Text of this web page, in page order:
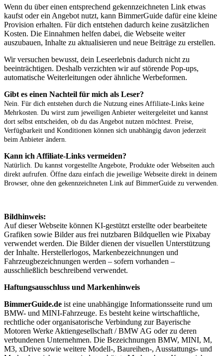
Wenn du über einen entsprechend gekennzeichneten Link etwas
kaufst oder ein Angebot nutzt, kann BimmerGuide dafür eine kleine
Provision erhalten. Für dich entstehen dadurch keine zusätzlichen
Kosten. Die Einnahmen helfen dabei, die Webseite weiter
auszubauen, Inhalte zu aktualisieren und neue Beiträge zu erstellen.
Wir versuchen bewusst, dein Leseerlebnis dadurch nicht zu
beeinträchtigen. Deshalb verzichten wir auf störende Pop-ups,
automatische Weiterleitungen oder ähnliche Werbeformen.
Gibt es einen Nachteil für mich als Leser?
Nein. Für dich entstehen durch die Nutzung eines Affiliate-Links keine
Mehrkosten. Du wirst zum jeweiligen Anbieter weitergeleitet und kannst
dort selbst entscheiden, ob du das Angebot nutzen möchtest. Preise,
Verfügbarkeit und Konditionen können sich unabhängig davon jederzeit
beim Anbieter ändern.
Kann ich Affiliate-Links vermeiden?
Natürlich. Du kannst vorgestellte Angebote, Produkte oder Webseiten auch
direkt aufrufen. Öffne dazu einfach die jeweilige Webseite direkt in deinem
Browser, ohne den gekennzeichneten Link auf BimmerGuide zu verwenden.
Bildhinweis:
Auf dieser Webseite können KI-gestützt erstellte oder bearbeitete
Grafiken sowie Bilder aus frei nutzbaren Bildquellen wie Pixabay
verwendet werden. Die Bilder dienen der visuellen Unterstützung
der Inhalte. Herstellerlogos, Markenbezeichnungen und
Fahrzeugbezeichnungen werden – sofern vorhanden –
ausschließlich beschreibend verwendet.
Haftungsausschluss und Markenhinweis
BimmerGuide.de ist eine unabhängige Informationsseite rund um
BMW- und MINI-Fahrzeuge. Es besteht keine wirtschaftliche,
rechtliche oder organisatorische Verbindung zur Bayerische
Motoren Werke Aktiengesellschaft / BMW AG oder zu deren
verbundenen Unternehmen. Die Bezeichnungen BMW, MINI, M,
M3, xDrive sowie weitere Modell-, Baureihen-, Ausstattungs- und